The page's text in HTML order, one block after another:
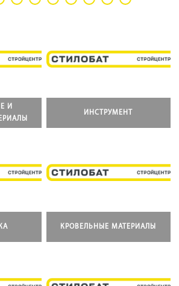
И
ИНСТРУМЕНТ
КРОВЕЛЬНЫЕ МАТЕРИАЛЫ